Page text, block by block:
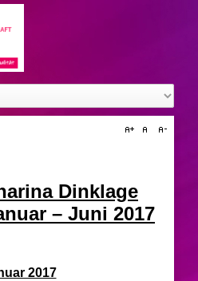
Dinklage
– Juni 2017
2017